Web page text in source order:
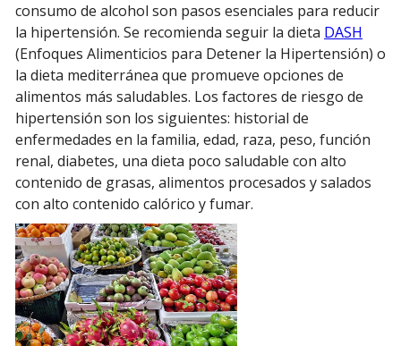
consumo de alcohol son pasos esenciales para reducir
la hipertensión. Se recomienda seguir la dieta DASH
(Enfoques Alimenticios para Detener la Hipertensión) o
la dieta mediterránea que promueve opciones de
alimentos más saludables. Los factores de riesgo de
hipertensión son los siguientes: historial de
enfermedades en la familia, edad, raza, peso, función
renal, diabetes, una dieta poco saludable con alto
contenido de grasas, alimentos procesados ​​y salados
con alto contenido calórico y fumar.